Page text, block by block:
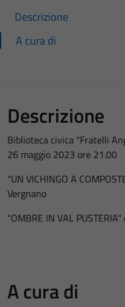
Descrizione
A cura di
Descrizione
Biblioteca civica "Fratelli
26 maggio 2023 ore 21.00
"UN VICHINGO A
Vergnano
"OMBRE IN VAL
A cura di